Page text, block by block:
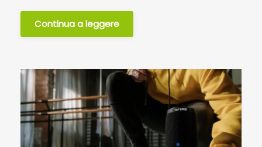
Continua a leggere